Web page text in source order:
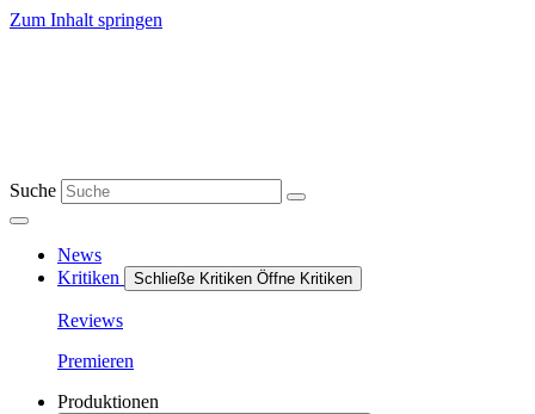
Zum Inhalt springen
Suche
News
Kritiken
Schließe Kritiken Öffne Kritiken
Reviews
Premieren
Produktionen